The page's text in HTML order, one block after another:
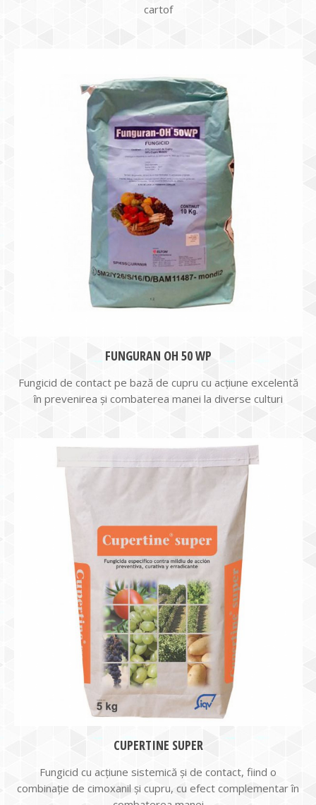
cartof
FUNGURAN OH 50 WP
Fungicid de contact pe bază de cupru cu acţiune excelentă
în prevenirea şi combaterea manei la diverse culturi
CUPERTINE SUPER
Fungicid cu acţiune sistemică şi de contact, fiind o
combinaţie de cimoxanil şi cupru, cu efect complementar în